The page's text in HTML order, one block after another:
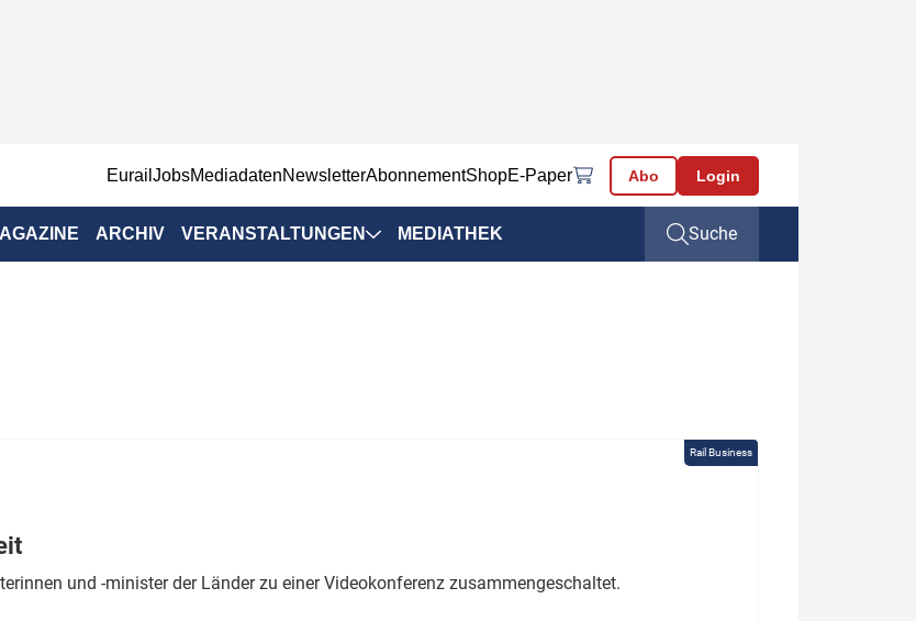
EurailJobsMediadatenNewsletterAbonnementShopE-Paper Abo Login
ARCHIV VERANSTALTUNGEN MEDIATHEK Suche
Rail Business
und -minister der Länder zu einer Videokonferenz zusammengeschaltet.